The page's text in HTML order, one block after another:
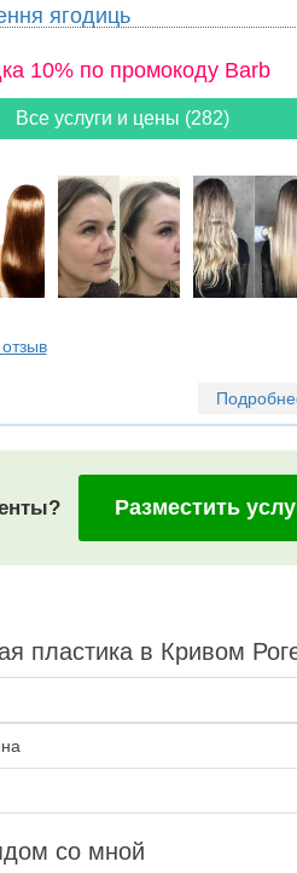
ягодиць
10% по промокоду Barb
Все услуги и цены (282)
Разместить
пластика в Кривом
со мной